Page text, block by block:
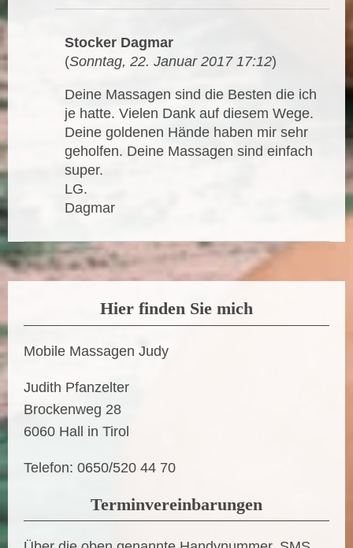
Stocker Dagmar
(Sonntag, 22. Januar 2017 17:12)
Deine Massagen sind die Besten die ich
je hatte. Vielen Dank auf diesem Wege.
Deine goldenen Hände haben mir sehr
geholfen. Deine Massagen sind einfach
super.
LG.
Dagmar
Hier finden Sie mich
Mobile Massagen Judy
Judith Pfanzelter
Brockenweg 28
6060 Hall in Tirol
Telefon: 0650/520 44 70
Terminvereinbarungen